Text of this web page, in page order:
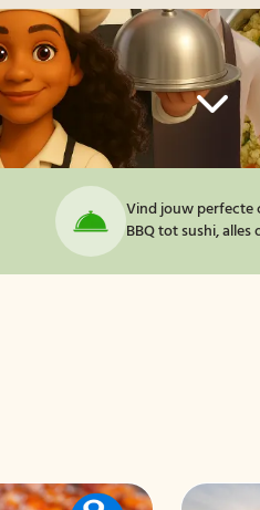
Vind jouw perfecte
BBQ tot sushi, alles